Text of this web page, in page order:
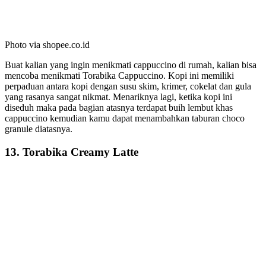
Photo via shopee.co.id
Buat kalian yang ingin menikmati cappuccino di rumah, kalian bisa
mencoba menikmati Torabika Cappuccino. Kopi ini memiliki
perpaduan antara kopi dengan susu skim, krimer, cokelat dan gula
yang rasanya sangat nikmat. Menariknya lagi, ketika kopi ini
diseduh maka pada bagian atasnya terdapat buih lembut khas
cappuccino kemudian kamu dapat menambahkan taburan choco
granule diatasnya.
13. Torabika Creamy Latte